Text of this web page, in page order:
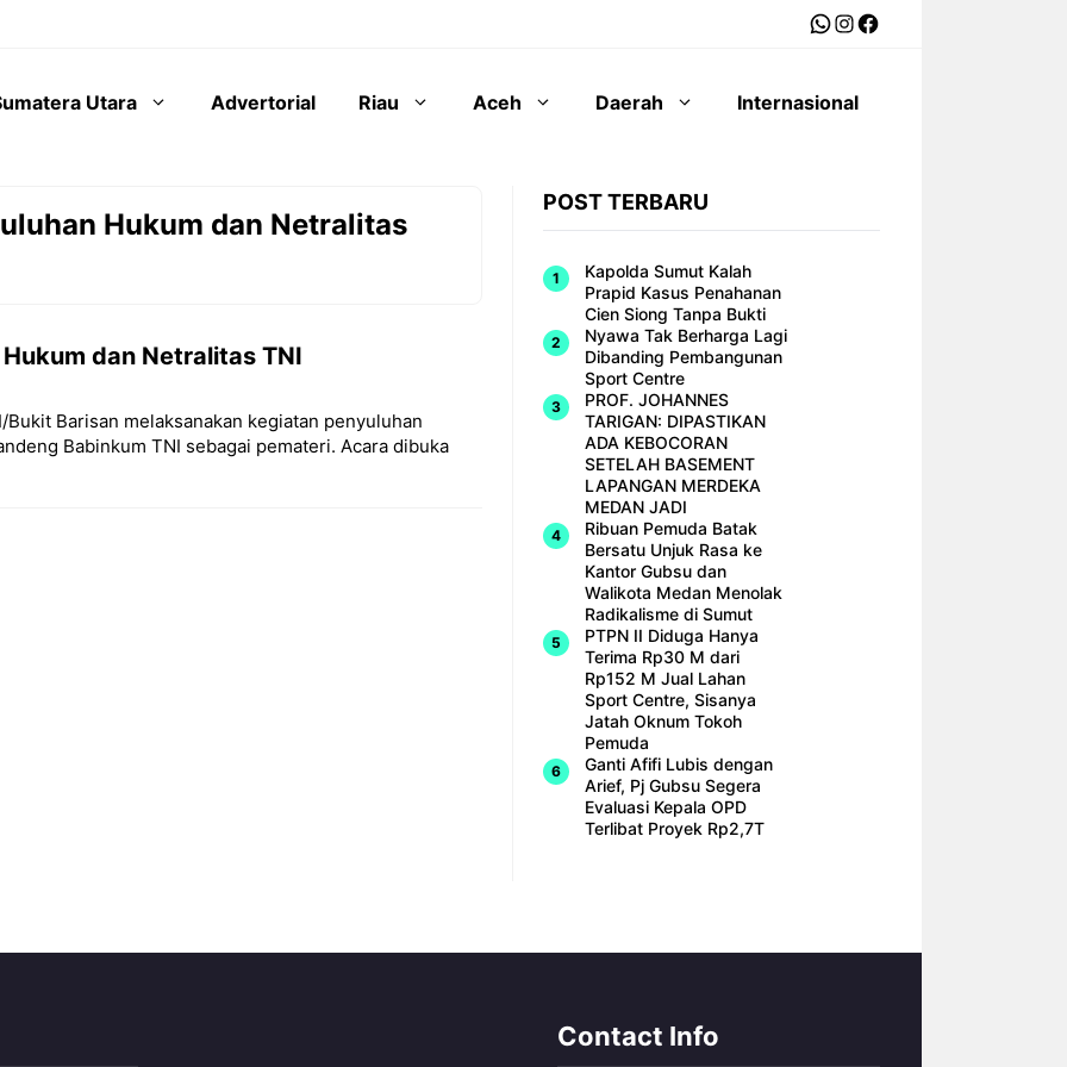
WhatsApp
Instagram
Facebook
Utara Advertorial Riau Aceh Daerah Internasional
Hukum dan Netralitas
dan Netralitas TNI
Barisan melaksanakan kegiatan penyuluhan
Babinkum TNI sebagai pemateri. Acara dibuka
POST TERBARU
Kapolda Sumut Kalah
Prapid Kasus Penahanan
Cien Siong Tanpa Bukti
Nyawa Tak Berharga Lagi
Dibanding Pembangunan
Sport Centre
PROF. JOHANNES
TARIGAN: DIPASTIKAN
ADA KEBOCORAN
SETELAH BASEMENT
LAPANGAN MERDEKA
MEDAN JADI
Ribuan Pemuda Batak
Bersatu Unjuk Rasa ke
Kantor Gubsu dan
Walikota Medan Menolak
Radikalisme di Sumut
PTPN II Diduga Hanya
Terima Rp30 M dari
Rp152 M Jual Lahan
Sport Centre, Sisanya
Jatah Oknum Tokoh
Pemuda
Ganti Afifi Lubis dengan
Arief, Pj Gubsu Segera
Evaluasi Kepala OPD
Terlibat Proyek Rp2,7T
Contact Info